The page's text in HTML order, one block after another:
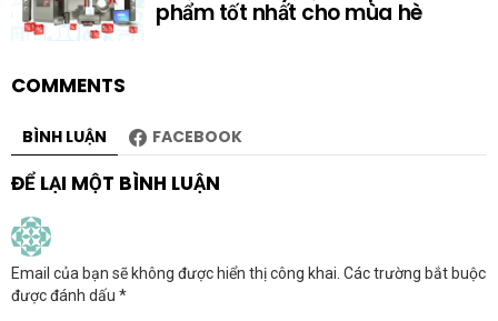
phẩm tốt nhất cho mùa hè
COMMENTS
BÌNH LUẬN FACEBOOK
ĐỂ LẠI MỘT BÌNH LUẬN
Email của bạn sẽ không được hiển thị công khai. Các trường bắt buộc
được đánh dấu *